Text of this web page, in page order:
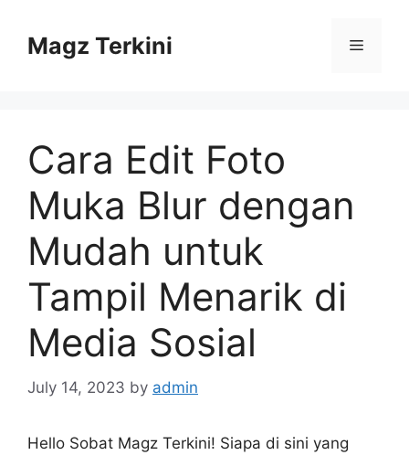
contentMagz Terkini Menu
Cara Edit Foto
Muka Blur dengan
Mudah untuk
Tampil Menarik di
Media Sosial
July 14, 2023 by admin
Hello Sobat Magz Terkini! Siapa di sini yang